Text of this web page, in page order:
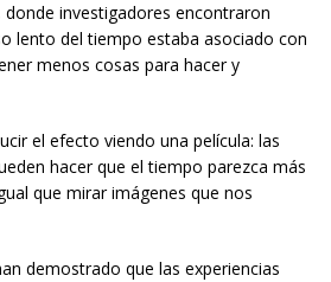
investigadores encontraron
lento del tiempo estaba asociado con
menos cosas para hacer y
el efecto viendo una película: las
hacer que el tiempo parezca más
que mirar imágenes que nos
demostrado que las experiencias